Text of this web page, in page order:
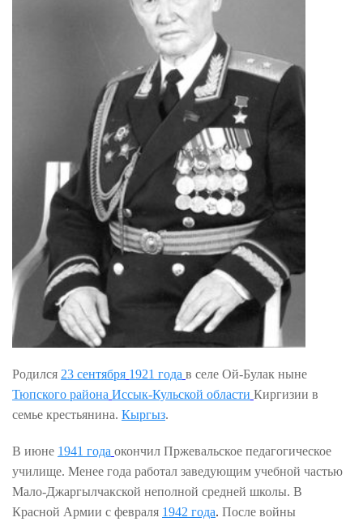
Родился 23 сентября 1921 года в селе Ой-Булак ныне
Тюпского района Иссык-Кульской области Киргизии в
семье крестьянина. Кыргыз.
В июне 1941 года окончил Пржевальское педагогическое
училище. Менее года работал заведующим учебной частью
Мало-Джаргылчакской неполной средней школы. В
Красной Армии с февраля 1942 года. После войны